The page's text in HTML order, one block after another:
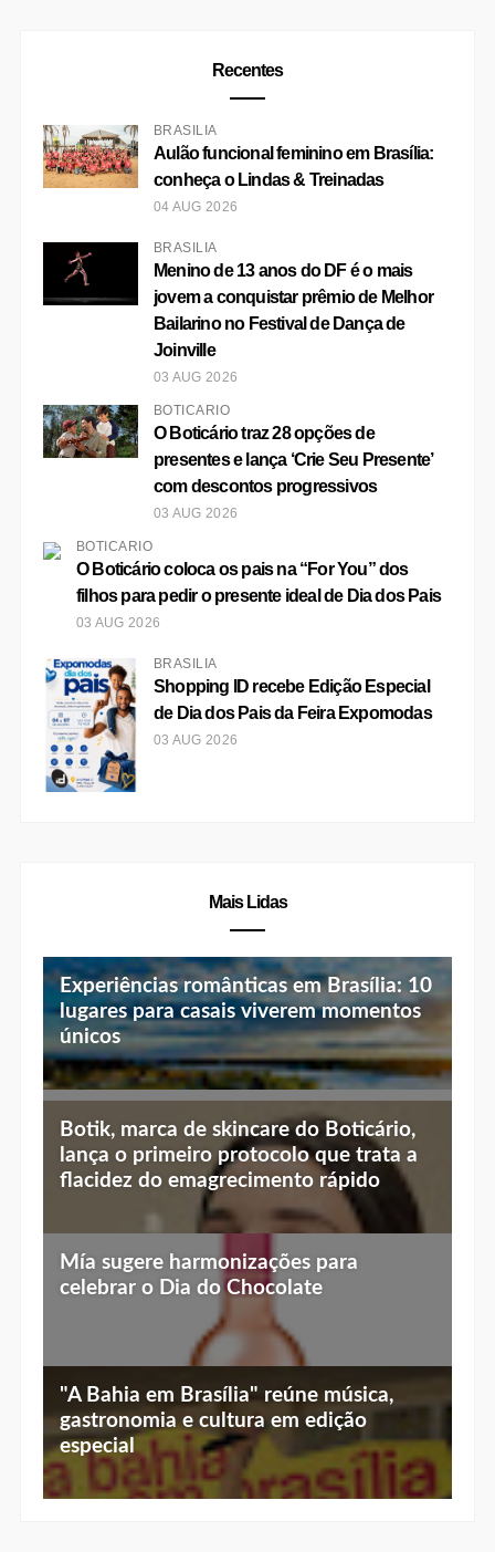
Recentes
BRASÍLIA
Aulão funcional feminino em Brasília:
conheça o Lindas & Treinadas
04 AUG 2026
BRASÍLIA
Menino de 13 anos do DF é o mais
jovem a conquistar prêmio de Melhor
Bailarino no Festival de Dança de
Joinville
03 AUG 2026
BOTICÁRIO
O Boticário traz 28 opções de
presentes e lança ‘Crie Seu Presente’
com descontos progressivos
03 AUG 2026
BOTICÁRIO
O Boticário coloca os pais na “For You” dos
filhos para pedir o presente ideal de Dia dos Pais
03 AUG 2026
BRASÍLIA
Shopping ID recebe Edição Especial
de Dia dos Pais da Feira Expomodas
03 AUG 2026
Mais Lidas
Experiências românticas em Brasília: 10
lugares para casais viverem momentos
únicos
Top 10 jantares românticos em Brasília:
luz baixa, vista linda e menu especial
Botik, marca de skincare do Boticário,
lança o primeiro protocolo que trata a
flacidez do emagrecimento rápido
Mía sugere harmonizações para
celebrar o Dia do Chocolate
"A Bahia em Brasília" reúne música,
gastronomia e cultura em edição
especial